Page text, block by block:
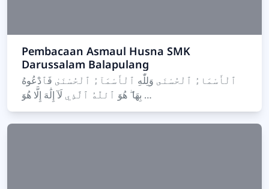
Pembacaan Asmaul Husna SMK
Darussalam Balapulang
ٱلْأَسْمَاءُ ٱلْحُسْنَى وَلِلّٰهِ ٱلْأَسْمَآءُ ٱلْحُسْنَىٰ فَٱدْعُوهُ
بِهَا ۖ هُوَ ٱللّٰهُ ٱلَّذِي لَآ إِلَٰهَ إِلَّا هُوَ …